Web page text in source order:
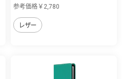
参考価格￥2,780
レザー